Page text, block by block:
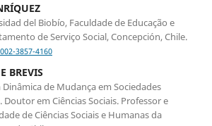
del Biobío, Faculdade de Educação e
de Serviço Social, Concepción, Chile.
3857-4160
BREVIS
de Mudança em Sociedades
em Ciências Sociais. Professor e
de Ciências Sociais e Humanas da